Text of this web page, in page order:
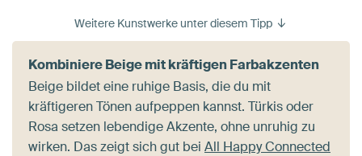
Weitere Kunstwerke unter diesem Tipp
Kombiniere Beige mit kräftigen Farbakzenten
Beige bildet eine ruhige Basis, die du mit
kräftigeren Tönen aufpeppen kannst. Türkis oder
Rosa setzen lebendige Akzente, ohne unruhig zu
wirken. Das zeigt sich gut bei All Happy Connected